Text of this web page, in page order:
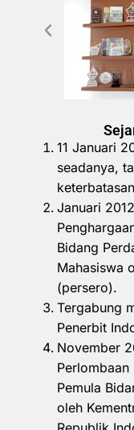
11 Januari
seadanya,
Januari
Bidang
Mahasiswa
(persero).
Tergabung
Penerbit
November
Perlombaan
Pemula
oleh